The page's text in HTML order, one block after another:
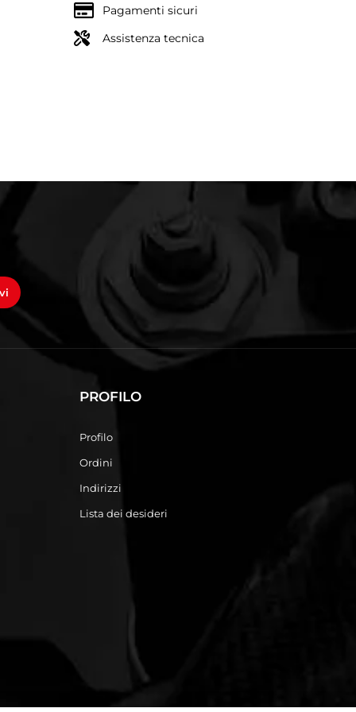
Pagamenti sicuri
Assistenza tecnica
PROFILO
Profilo
Ordini
Indirizzi
Lista dei desideri